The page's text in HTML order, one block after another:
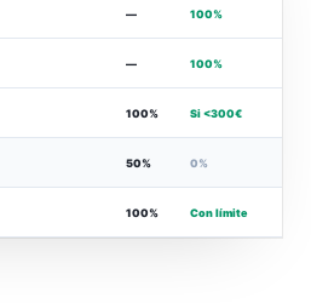
— 100%
— 100%
100% Si <300€
50% 0%
100% Con límite